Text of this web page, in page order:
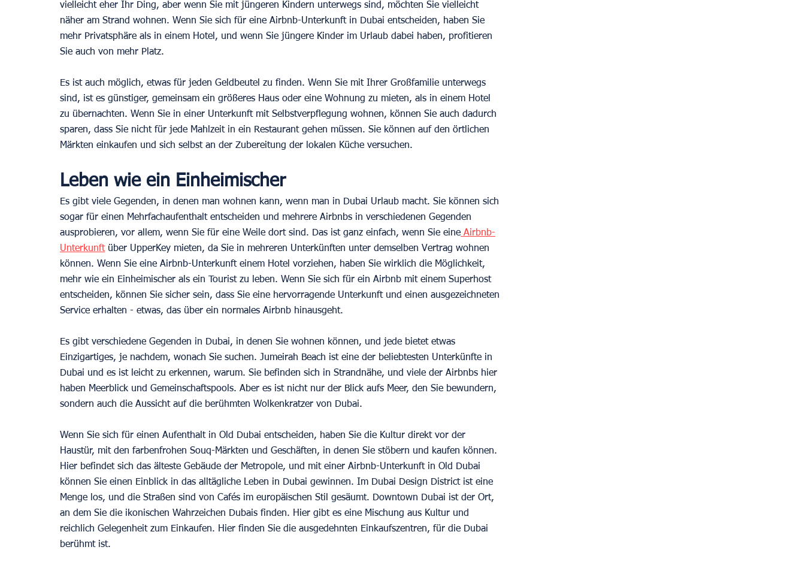
vielleicht eher Ihr Ding, aber wenn Sie mit jüngeren Kindern unterwegs sind, möchten Sie vielleicht
näher am Strand wohnen. Wenn Sie sich für eine Airbnb-Unterkunft in Dubai entscheiden, haben Sie
mehr Privatsphäre als in einem Hotel, und wenn Sie jüngere Kinder im Urlaub dabei haben, profitieren
Sie auch von mehr Platz.
Es ist auch möglich, etwas für jeden Geldbeutel zu finden. Wenn Sie mit Ihrer Großfamilie unterwegs
sind, ist es günstiger, gemeinsam ein größeres Haus oder eine Wohnung zu mieten, als in einem Hotel
zu übernachten. Wenn Sie in einer Unterkunft mit Selbstverpflegung wohnen, können Sie auch dadurch
sparen, dass Sie nicht für jede Mahlzeit in ein Restaurant gehen müssen. Sie können auf den örtlichen
Märkten einkaufen und sich selbst an der Zubereitung der lokalen Küche versuchen.
Leben wie ein Einheimischer
Es gibt viele Gegenden, in denen man wohnen kann, wenn man in Dubai Urlaub macht. Sie können sich
sogar für einen Mehrfachaufenthalt entscheiden und mehrere Airbnbs in verschiedenen Gegenden
ausprobieren, vor allem, wenn Sie für eine Weile dort sind. Das ist ganz einfach, wenn Sie eine Airbnb-
Unterkunft über UpperKey mieten, da Sie in mehreren Unterkünften unter demselben Vertrag wohnen
können. Wenn Sie eine Airbnb-Unterkunft einem Hotel vorziehen, haben Sie wirklich die Möglichkeit,
mehr wie ein Einheimischer als ein Tourist zu leben. Wenn Sie sich für ein Airbnb mit einem Superhost
entscheiden, können Sie sicher sein, dass Sie eine hervorragende Unterkunft und einen ausgezeichneten
Service erhalten - etwas, das über ein normales Airbnb hinausgeht.
Es gibt verschiedene Gegenden in Dubai, in denen Sie wohnen können, und jede bietet etwas
Einzigartiges, je nachdem, wonach Sie suchen. Jumeirah Beach ist eine der beliebtesten Unterkünfte in
Dubai und es ist leicht zu erkennen, warum. Sie befinden sich in Strandnähe, und viele der Airbnbs hier
haben Meerblick und Gemeinschaftspools. Aber es ist nicht nur der Blick aufs Meer, den Sie bewundern,
sondern auch die Aussicht auf die berühmten Wolkenkratzer von Dubai.
Wenn Sie sich für einen Aufenthalt in Old Dubai entscheiden, haben Sie die Kultur direkt vor der
Haustür, mit den farbenfrohen Souq-Märkten und Geschäften, in denen Sie stöbern und kaufen können.
Hier befindet sich das älteste Gebäude der Metropole, und mit einer Airbnb-Unterkunft in Old Dubai
können Sie einen Einblick in das alltägliche Leben in Dubai gewinnen. Im Dubai Design District ist eine
Menge los, und die Straßen sind von Cafés im europäischen Stil gesäumt. Downtown Dubai ist der Ort,
an dem Sie die ikonischen Wahrzeichen Dubais finden. Hier gibt es eine Mischung aus Kultur und
reichlich Gelegenheit zum Einkaufen. Hier finden Sie die ausgedehnten Einkaufszentren, für die Dubai
berühmt ist.